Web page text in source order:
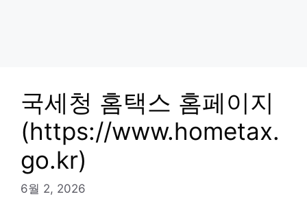
국세청 홈택스 홈페이지
(https://www.hometax.
go.kr)
6월 2, 2026